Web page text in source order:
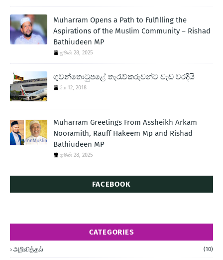
Muharram Opens a Path to Fulfilling the
Aspirations of the Muslim Community – Rishad
Bathiudeen MP
ஜூன் 28, 2025
ගුවන්තොටුපළේ තැරැව්කරුවන්ට වැඩ වරදියි
மே 12, 2018
Muharram Greetings From Assheikh Arkam
Nooramith, Rauff Hakeem Mp and Rishad
Bathiudeen MP
ஜூன் 28, 2025
FACEBOOK
CATEGORIES
அறிவித்தல் (10)